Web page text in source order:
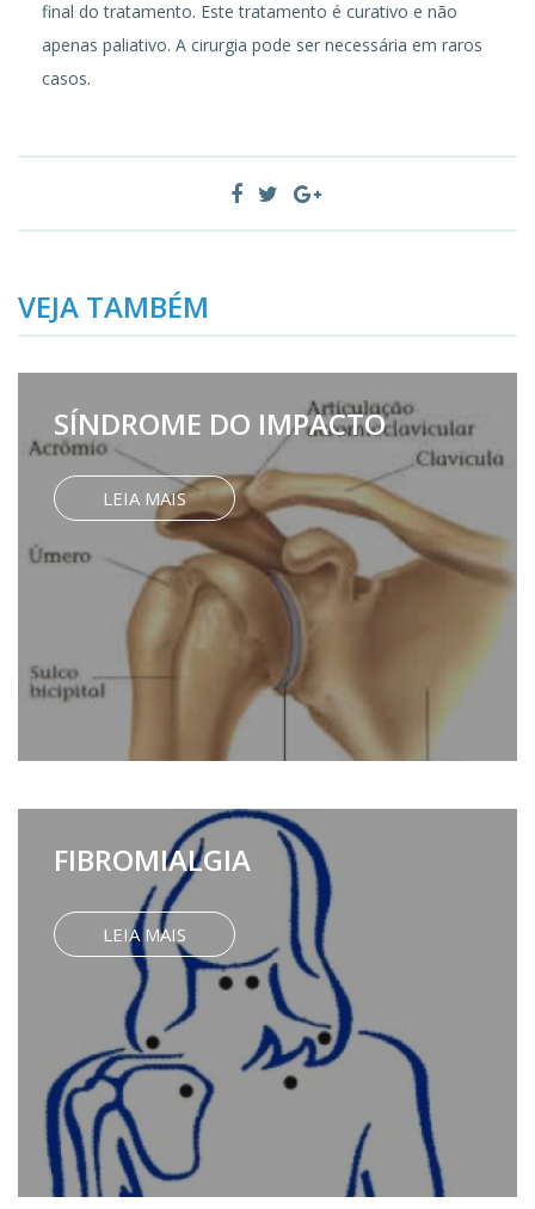
final do tratamento. Este tratamento é curativo e não
apenas paliativo. A cirurgia pode ser necessária em raros
casos.
VEJA TAMBÉM
SÍNDROME DO IMPACTO
LEIA MAIS
FIBROMIALGIA
LEIA MAIS